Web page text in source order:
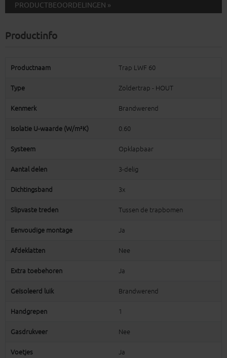
PRODUCTBEOORDELINGEN »
Productinfo
Productnaam Trap LWF 60
Type Zoldertrap - HOUT
Kenmerk Brandwerend
Isolatie U-waarde (W/m²K) 0.60
Systeem Opklapbaar
Aantal delen 3-delig
Dichtingsband 3x
Slipvaste treden Tussen de trapbomen
Eenvoudige montage Ja
Afdeklatten Nee
Extra toebehoren Ja
Geïsoleerd luik Brandwerend
Handgrepen 1
Gasdrukveer Nee
Voetjes Ja